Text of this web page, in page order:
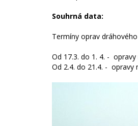
Souhrná data:
Termíny oprav
Od 17.3. do 1. 4. - opravy
Od 2.4. do 21.4. - opravy